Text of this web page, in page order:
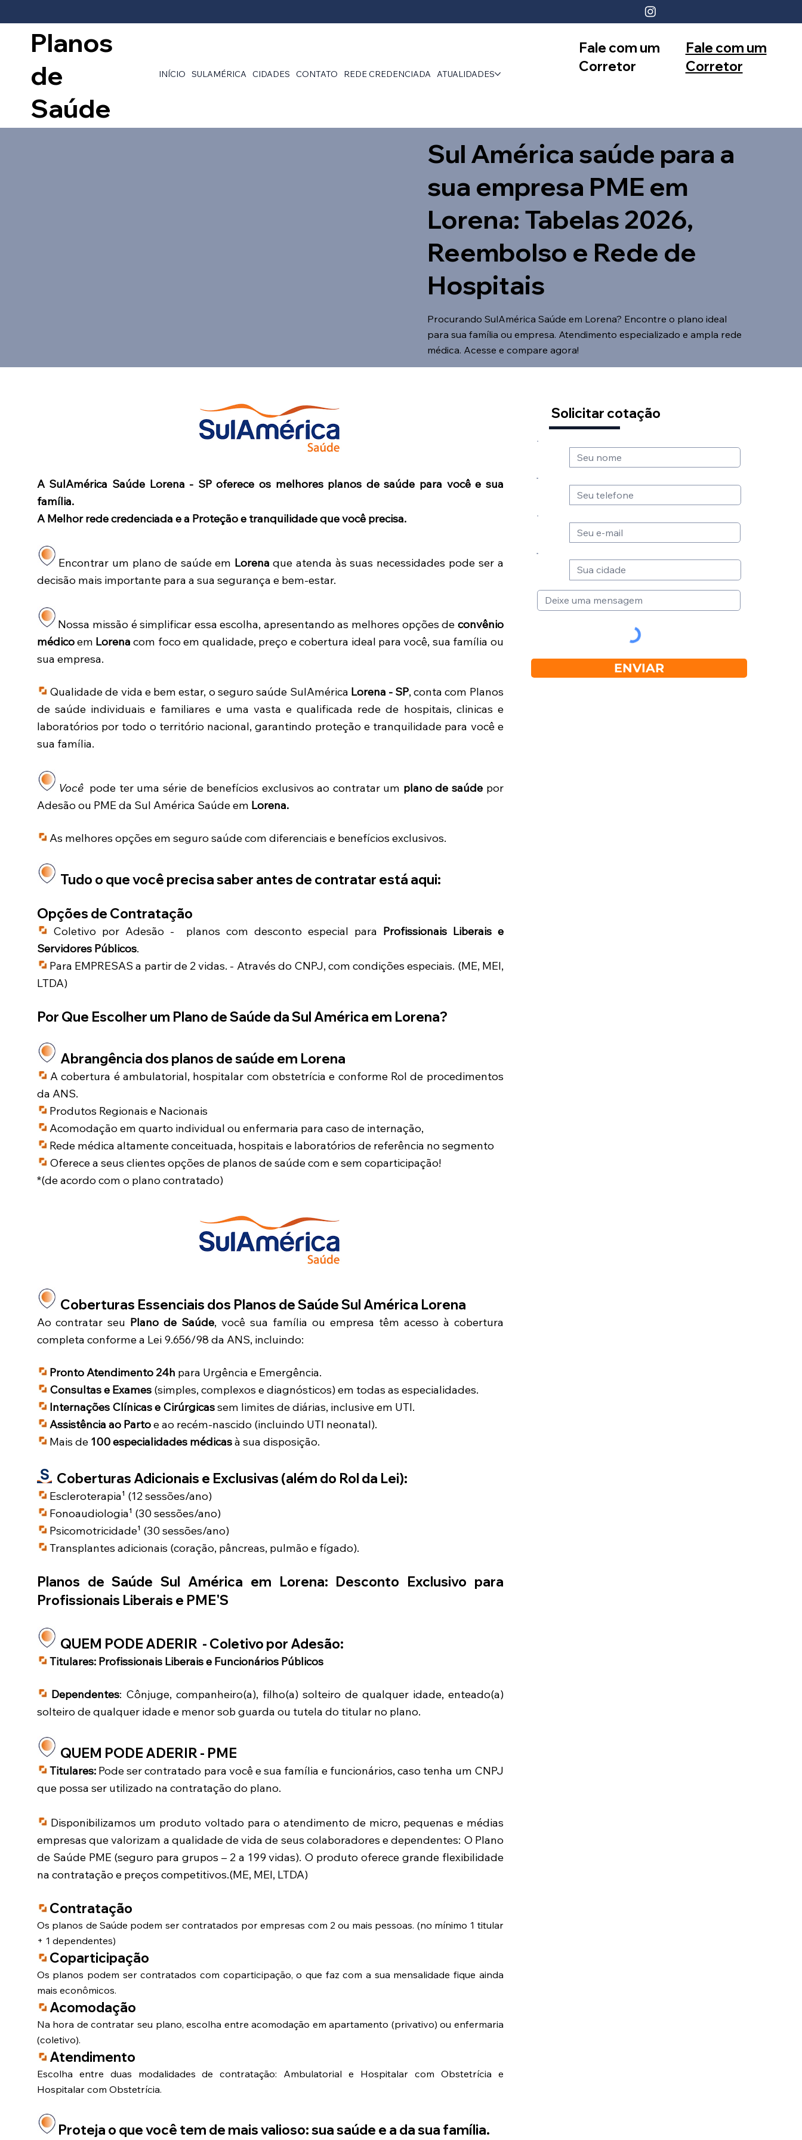
Planos
de
Saúde
INÍCIO SULAMÉRICA CIDADES CONTATO REDE CREDENCIADA ATUALIDADES
Fale com um
Corretor
Fale com um
Corretor
Sul América saúde para a
sua empresa PME em
Lorena: Tabelas 2026,
Reembolso e Rede de
Hospitais
Procurando SulAmérica Saúde em Lorena? Encontre o plano ideal
para sua família ou empresa. Atendimento especializado e ampla rede
médica. Acesse e compare agora!
A SulAmérica Saúde Lorena - SP oferece os melhores planos de saúde para você e sua
família.
A Melhor rede credenciada e a Proteção e tranquilidade que você precisa.
Encontrar um plano de saúde em Lorena que atenda às suas necessidades pode ser a
decisão mais importante para a sua segurança e bem-estar.
Nossa missão é simplificar essa escolha, apresentando as melhores opções de convênio
médicoem Lorena com foco em qualidade, preço e cobertura ideal para você, sua família ou
sua empresa.
Qualidade de vida e bem estar, o seguro saúde SulAmérica Lorena - SP, conta com Planos
de saúde individuais e familiares e uma vasta e qualificada rede de hospitais, clinicas e
laboratórios por todo o território nacional, garantindo proteção e tranquilidade para você e
sua família.
Você pode ter uma série de benefícios exclusivos ao contratar um plano de saúde por
Adesão ou PME da Sul América Saúde em Lorena.
As melhores opções em seguro saúde com diferenciais e benefícios exclusivos.
Tudo o que você precisa saber antes de contratar está aqui:
Opções de Contratação
Coletivo por Adesão - planos com desconto especial para Profissionais Liberais e
Servidores Públicos.
Para EMPRESAS a partir de 2 vidas. - Através do CNPJ, com condições especiais. (ME, MEI,
LTDA)
Por Que Escolher um Plano de Saúde da Sul América em Lorena?
Abrangência dos planos de saúde em Lorena
A cobertura é ambulatorial, hospitalar com obstetrícia e conforme Rol de procedimentos
da ANS.
Produtos Regionais e Nacionais
Acomodação em quarto individual ou enfermaria para caso de internação,
Rede médica altamente conceituada, hospitais e laboratórios de referência no segmento
Oferece a seus clientes opções de planos de saúde com e sem coparticipação!
*(de acordo com o plano contratado)
Coberturas Essenciais dos Planos de Saúde Sul América Lorena
Ao contratar seu Plano de Saúde, você sua família ou empresa têm acesso à cobertura
completa conforme a Lei 9.656/98 da ANS, incluindo:
Pronto Atendimento 24h para Urgência e Emergência.
Consultas e Exames(simples, complexos e diagnósticos) em todas as especialidades.
Internações Clínicas e Cirúrgicassem limites de diárias, inclusive em UTI.
Assistência ao Partoe ao recém-nascido (incluindo UTI neonatal).
Mais de 100 especialidades médicasà sua disposição.
Coberturas Adicionais e Exclusivas (além do Rol da Lei):
Escleroterapia¹ (12 sessões/ano)
Fonoaudiologia¹ (30 sessões/ano)
Psicomotricidade¹ (30 sessões/ano)
Transplantes adicionais (coração, pâncreas, pulmão e fígado).
Planos de Saúde Sul América em Lorena: Desconto Exclusivo para
Profissionais Liberais e PME'S
QUEM PODE ADERIR - Coletivo por Adesão:
Titulares: Profissionais Liberais e Funcionários Públicos
Dependentes: Cônjuge, companheiro(a), filho(a) solteiro de qualquer idade, enteado(a)
solteiro de qualquer idade e menor sob guarda ou tutela do titular no plano.
QUEM PODE ADERIR - PME
Titulares: Pode ser contratado para você e sua família e funcionários, caso tenha um CNPJ
que possa ser utilizado na contratação do plano.
Disponibilizamos um produto voltado para o atendimento de micro, pequenas e médias
empresas que valorizam a qualidade de vida de seus colaboradores e dependentes: O Plano
de Saúde PME (seguro para grupos – 2 a 199 vidas). O produto oferece grande flexibilidade
na contratação e preços competitivos.(ME, MEI, LTDA)
Contratação
Os planos de Saúde podem ser contratados por empresas com 2 ou mais pessoas. (no mínimo 1 titular
+ 1 dependentes)
Coparticipação
Os planos podem ser contratados com coparticipação, o que faz com a sua mensalidade fique ainda
mais econômicos.
Acomodação
Na hora de contratar seu plano, escolha entre acomodação em apartamento (privativo) ou enfermaria
(coletivo).
Atendimento
Escolha entre duas modalidades de contratação: Ambulatorial e Hospitalar com Obstetrícia e
Hospitalar com Obstetrícia.
Proteja o que você tem de mais valioso: sua saúde e a da sua família.
Solicitar cotação
ENVIAR